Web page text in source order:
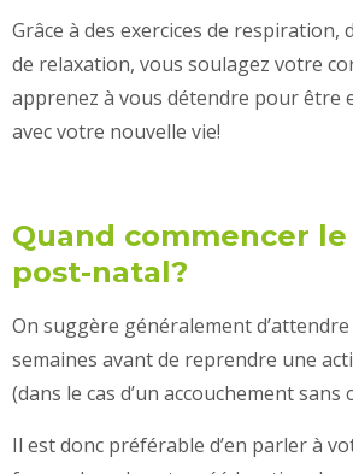
Grâce à des exercices de respiration,
de relaxation, vous soulagez votre
apprenez à vous détendre pour être
avec votre nouvelle vie!
Quand commencer le
post-natal?
On suggère généralement d’attendre
semaines avant de reprendre une
(dans le cas d’un accouchement sans
Il est donc préférable d’en parler à